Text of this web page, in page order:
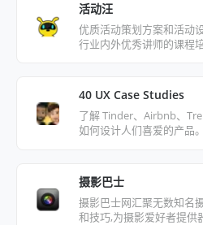
活动汪
优质活动策划方案和活动
行业内外优秀讲师的课程
40 UX Case Studies
了解 Tinder、Airbnb、
如何设计人们喜爱的产品
摄影巴士
摄影巴士网汇聚无数知名
和技巧,为摄影爱好者提供